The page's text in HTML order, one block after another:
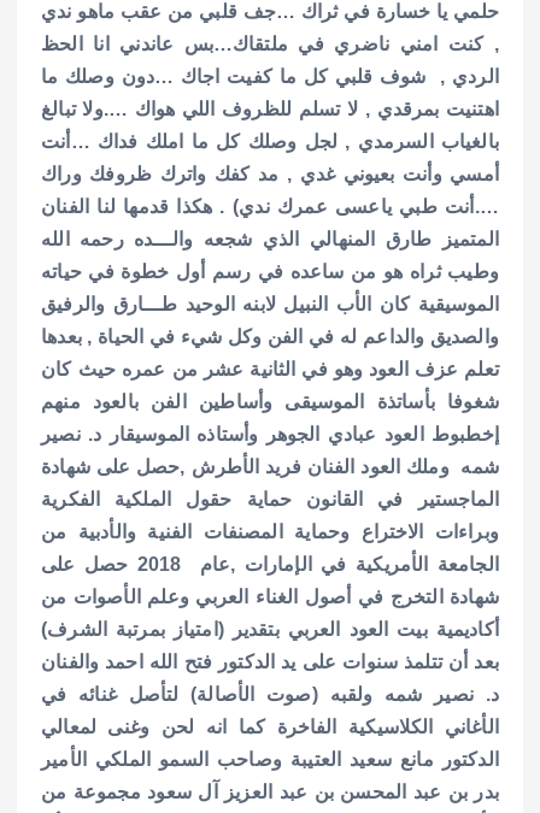
حلمي يا خسارة في ثراك …جف قلبي من عقب ماهو ندي
, كنت امني ناضري في ملتقاك…بس عاندني انا الحظ
الردي , شوف قلبي كل ما كفيت اجاك …دون وصلك ما
اهتنيت بمرقدي , لا تسلم للظروف اللي هواك ….ولا تبالغ
بالغياب السرمدي , لجل وصلك كل ما املك فداك …أنت
أمسي وأنت بعيوني غدي , مد كفك واترك ظروفك وراك
….أنت طبي ياعسى عمرك ندي) . هكذا قدمها لنا الفنان
المتميز طارق المنهالي الذي شجعه والـــده رحمه الله
وطيب ثراه هو من ساعده في رسم أول خطوة في حياته
الموسيقية كان الأب النبيل لابنه الوحيد طـــارق والرفيق
والصديق والداعم له في الفن وكل شيء في الحياة , بعدها
تعلم عزف العود وهو في الثانية عشر من عمره حيث كان
شغوفا بأساتذة الموسيقى وأساطين الفن بالعود منهم
إخطبوط العود عبادي الجوهر وأستاذه الموسيقار د. نصير
شمه وملك العود الفنان فريد الأطرش ,حصل على شهادة
الماجستير في القانون حماية حقول الملكية الفكرية
وبراءات الاختراع وحماية المصنفات الفنية والأدبية من
الجامعة الأمريكية في الإمارات ,عام 2018 حصل على
شهادة التخرج في أصول الغناء العربي وعلم الأصوات من
أكاديمية بيت العود العربي بتقدير (امتياز بمرتبة الشرف)
بعد أن تتلمذ سنوات على يد الدكتور فتح الله احمد والفنان
د. نصير شمه ولقبه (صوت الأصالة) لتأصل غنائه في
الأغاني الكلاسيكية الفاخرة كما انه لحن وغنى لمعالي
الدكتور مانع سعيد العتيبة وصاحب السمو الملكي الأمير
بدر بن عبد المحسن بن عبد العزيز آل سعود مجموعة من